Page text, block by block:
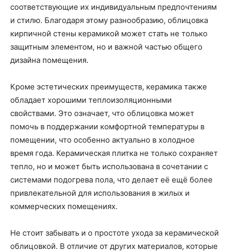
соответствующие их индивидуальным предпочтениям
и стилю. Благодаря этому разнообразию, облицовка
кирпичной стены керамикой может стать не только
защитным элементом, но и важной частью общего
дизайна помещения.
Кроме эстетических преимуществ, керамика также
обладает хорошими теплоизоляционными
свойствами. Это означает, что облицовка может
помочь в поддержании комфортной температуры в
помещении, что особенно актуально в холодное
время года. Керамическая плитка не только сохраняет
тепло, но и может быть использована в сочетании с
системами подогрева пола, что делает её ещё более
привлекательной для использования в жилых и
коммерческих помещениях.
Не стоит забывать и о простоте ухода за керамической
облицовкой. В отличие от других материалов, которые